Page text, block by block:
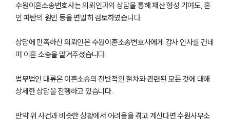
부소개
부소개
대륜의 강점
오시는 길
수원이혼소송변호사는 의뢰인과의 상담을 통해 재산 형성 기여도, 혼
인 파탄의 원인 등을 면밀히 검토하였습니다.
상담에 만족하신 의뢰인은 수원이혼소송변호사에게 감사 인사를 건네
며 이혼 소송을 맡겨주셨습니다.
법무법인 대륜은 이혼소송의 전반적인 절차와 관련된 모든 것에 대해
상세한 상담을 진행하고 있습니다.
만약 위 사건과 비슷한 상황에서 어려움을 겪고 계신다면 수원사무소